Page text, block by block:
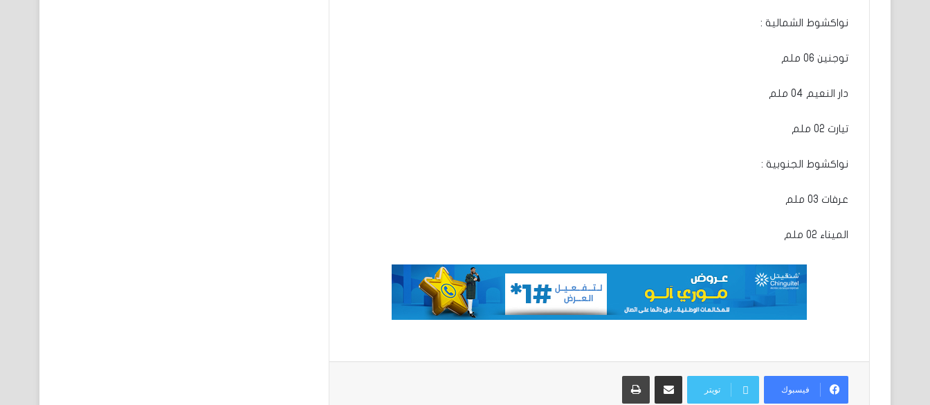
نواكشوط الشمالية :
توجنين 06 ملم
دار النعيم 04 ملم
تيارت 02 ملم
نواكشوط الجنوبية :
عرفات 03 ملم
الميناء 02 ملم
فيسبوك تويتر
مشاركة عبر البريد طباعة
بالحوض الشرقي
وزير الداخلية ينذر شركة “أرما” بالتفعيل